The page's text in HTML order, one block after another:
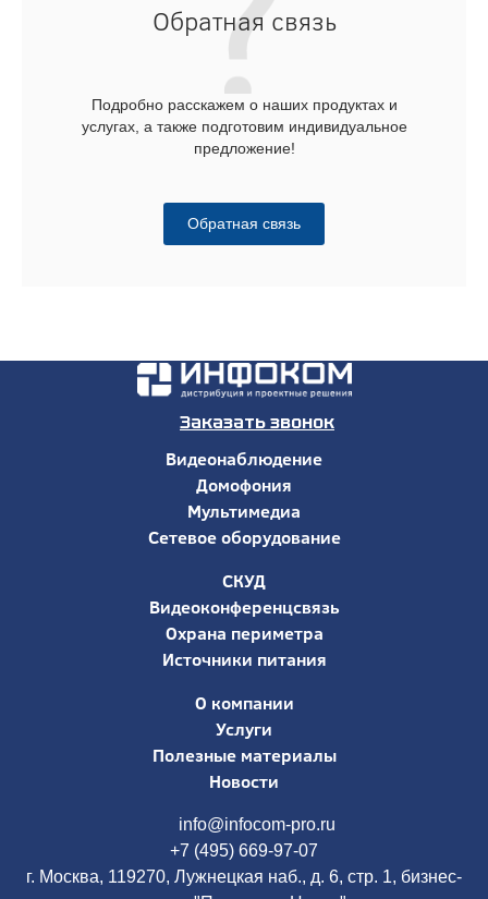
Обратная связь
Подробно расскажем о наших продуктах и
услугах, а также подготовим индивидуальное
предложение!
Обратная связь
Заказать звонок
Видеонаблюдение
Домофония
Мультимедиа
Сетевое оборудование
СКУД
Видеоконференцсвязь
Охрана периметра
Источники питания
О компании
Услуги
Полезные материалы
Новости
info@infocom-pro.ru
+7 (495) 669-97-07
г. Москва, 119270, Лужнецкая наб., д. 6, стр. 1, бизнес-